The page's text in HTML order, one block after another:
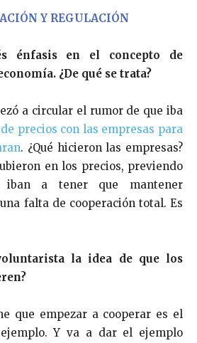
Y REGULACIÓN
énfasis en el concepto de
¿De qué se trata?
a circular el rumor de que iba
precios con las empresas para
. ¿Qué hicieron las empresas?
en los precios, previendo
iban a tener que mantener
falta de cooperación total. Es
la idea de que los
que empezar a cooperar es el
Y va a dar el ejemplo